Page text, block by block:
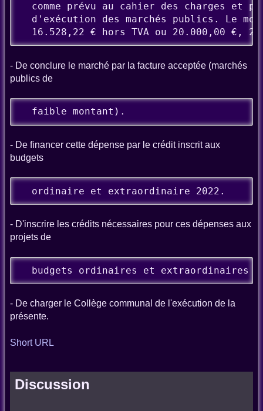
comme prévu au cahier des charges et
d'exécution des marchés publics. Le
16.528,22 € hors TVA ou 20.000,00 €,
- De conclure le marché par la facture acceptée (marchés
publics de
  faible montant).
- De financer cette dépense par le crédit inscrit aux
budgets
  ordinaire et extraordinaire 2022.
- D'inscrire les crédits nécessaires pour ces dépenses aux
projets de
budgets ordinaires et extraordinaires
- De charger le Collège communal de l'exécution de la
présente.
Short URL
Discussion